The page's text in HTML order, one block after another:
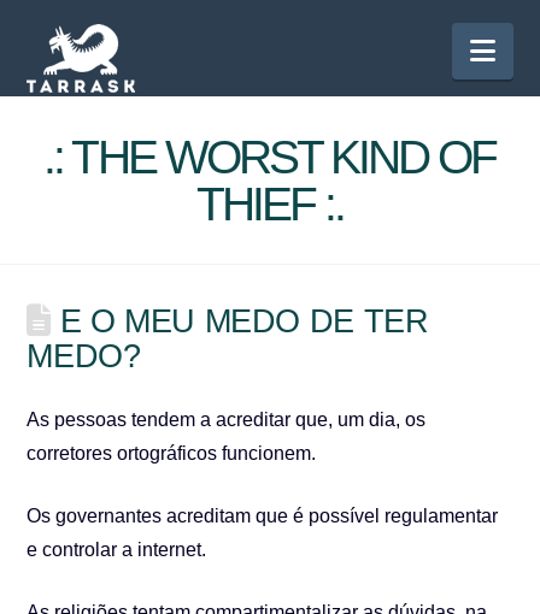
.: THE WORST KIND OF
THIEF :.
E O MEU MEDO DE TER
MEDO?
As pessoas tendem a acreditar que, um dia, os
corretores ortográficos funcionem.
Os governantes acreditam que é possível regulamentar
e controlar a internet.